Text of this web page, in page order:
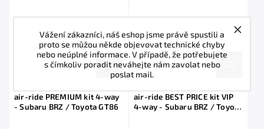
Vážení zákazníci, náš eshop jsme právě spustili a
proto se můžou někde objevovat technické chyby
nebo neúplné informace. V případě, že potřebujete
s čímkoliv poradit neváhejte nám zavolat nebo
poslat mail.
air-ride PREMIUM kit 4-way
- Subaru BRZ / Toyota GT86
air-ride BEST PRICE kit VIP
4-way - Subaru BRZ / Toyota